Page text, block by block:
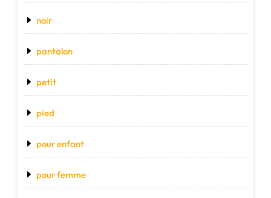
noir
pantalon
petit
pied
pour enfant
pour femme